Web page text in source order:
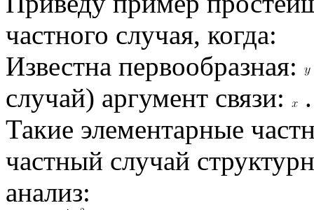
частного случая, когда:
Известна первообразная:
случай) аргумент связи:
Такие элементарные
частный случай
анализ: